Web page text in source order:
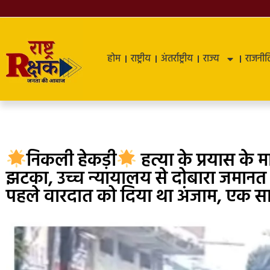
होम राष्ट्रीय अंतर्राष्ट्रीय राज्य
निकली हेकड़ी हत्या के प्रयास के
झटका, उच्च न्यायालय से दोबारा
पहले वारदात को दिया था अंजाम, एक